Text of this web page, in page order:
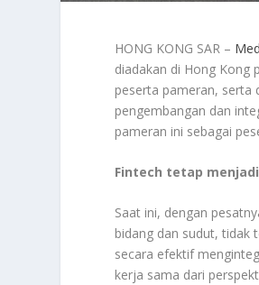
HONG KONG SAR –
diadakan di Hong Kong
peserta pameran, serta
pengembangan dan
pameran ini sebagai
Fintech tetap
Saat ini, dengan
bidang dan sudut, tidak
secara efektif
kerja sama dari